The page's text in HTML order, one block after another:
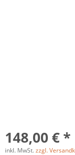
148,00 € *
inkl. MwSt.zzgl.